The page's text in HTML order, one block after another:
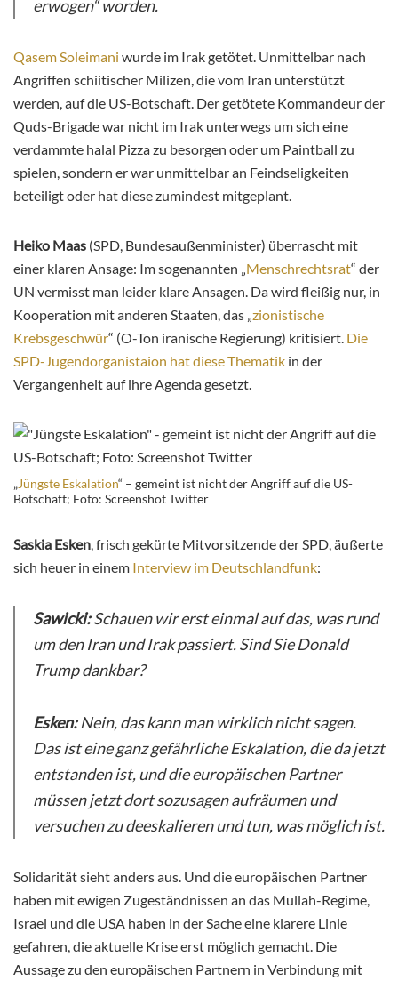
erwogen“ worden.
Qasem Soleimani wurde im Irak getötet. Unmittelbar nach
Angriffen schiitischer Milizen, die vom Iran unterstützt
werden, auf die US-Botschaft. Der getötete Kommandeur der
Quds-Brigade war nicht im Irak unterwegs um sich eine
verdammte halal Pizza zu besorgen oder um Paintball zu
spielen, sondern er war unmittelbar an Feindseligkeiten
beteiligt oder hat diese zumindest mitgeplant.
Heiko Maas (SPD, Bundesaußenminister) überrascht mit
einer klaren Ansage: Im sogenannten „Menschrechtsrat“ der
UN vermisst man leider klare Ansagen. Da wird fleißig nur, in
Kooperation mit anderen Staaten, das „zionistische
Krebsgeschwür“ (O-Ton iranische Regierung) kritisiert. Die
SPD-Jugendorganistaion hat diese Thematik in der
Vergangenheit auf ihre Agenda gesetzt.
„Jüngste Eskalation“ – gemeint ist nicht der Angriff auf die US-
Botschaft; Foto: Screenshot Twitter
Saskia Esken, frisch gekürte Mitvorsitzende der SPD, äußerte
sich heuer in einem Interview im Deutschlandfunk:
Sawicki:Schauen wir erst einmal auf das, was rund
um den Iran und Irak passiert. Sind Sie Donald
Trump dankbar?
Esken:Nein, das kann man wirklich nicht sagen.
Das ist eine ganz gefährliche Eskalation, die da jetzt
entstanden ist, und die europäischen Partner
müssen jetzt dort sozusagen aufräumen und
versuchen zu deeskalieren und tun, was möglich ist.
Solidarität sieht anders aus. Und die europäischen Partner
haben mit ewigen Zugeständnissen an das Mullah-Regime,
Israel und die USA haben in der Sache eine klarere Linie
gefahren, die aktuelle Krise erst möglich gemacht. Die
Aussage zu den europäischen Partnern in Verbindung mit